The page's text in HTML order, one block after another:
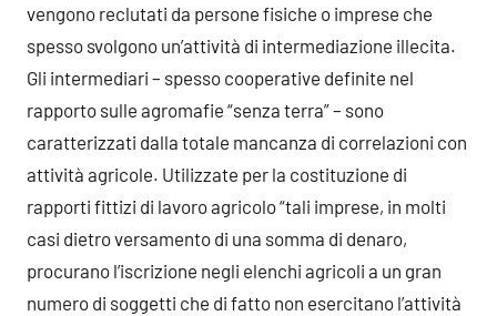
vengono reclutati da persone fisiche o imprese che
spesso svolgono un’attività di intermediazione illecita.
Gli intermediari – spesso cooperative definite nel
rapporto sulle agromafie “senza terra” – sono
caratterizzati dalla totale mancanza di correlazioni con
attività agricole. Utilizzate per la costituzione di
rapporti fittizi di lavoro agricolo “tali imprese, in molti
casi dietro versamento di una somma di denaro,
procurano l’iscrizione negli elenchi agricoli a un gran
numero di soggetti che di fatto non esercitano l’attività